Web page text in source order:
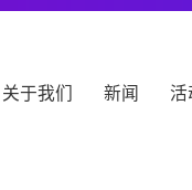
关于我们 新闻 活